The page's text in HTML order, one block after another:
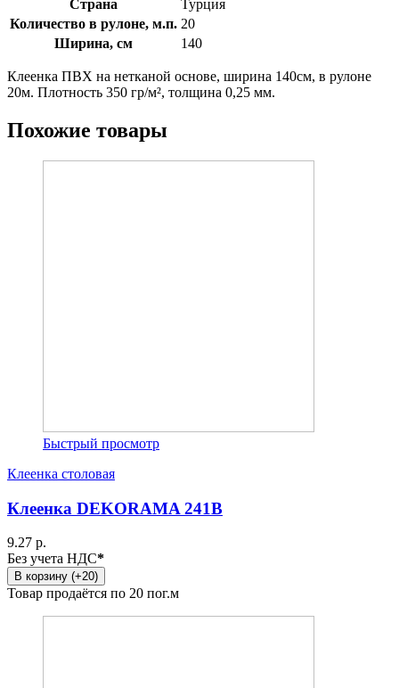
Страна
Турция
Количество в рулоне, м.п. 20
Ширина, см
140
Клеенка ПВХ на нетканой основе, ширина 140см, в рулоне
20м. Плотность 350 гр/м², толщина 0,25 мм.
Похожие товары
Быстрый просмотр
Клеенка столовая
Клеенка DEKORAMA 241B
9.27 р.
Без учета НДС*
В корзину (+20)
Товар продаётся по 20 пог.м